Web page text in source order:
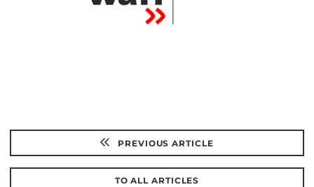
PREVIOUS ARTICLE
TO ALL ARTICLES